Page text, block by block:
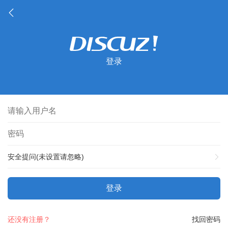
登录
安全提问(未设置请忽略)
登录
找回密码
还没有注册？